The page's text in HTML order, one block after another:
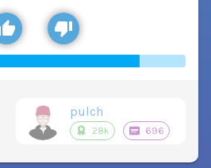
pulch
28k 696